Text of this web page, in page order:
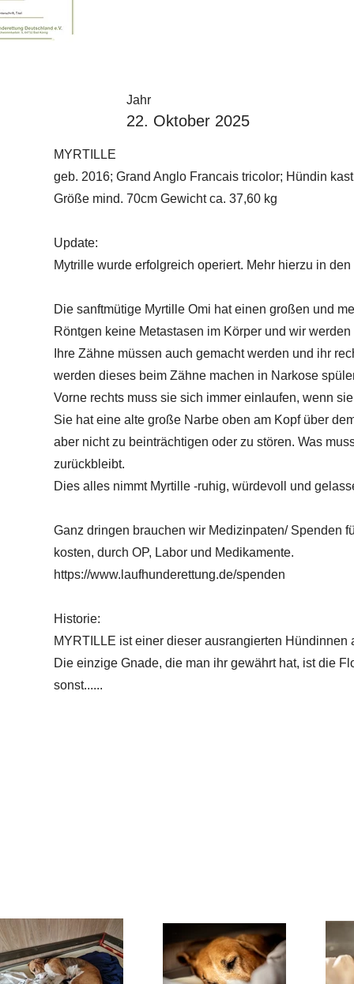
Jahr
22. Oktober 2025
MYRTILLE
geb. 2016; Grand Anglo Francais tricolor; Hündin
Größe mind. 70cm Gewicht ca. 37,60 kg
Update:
Mytrille wurde erfolgreich operiert. Mehr hierzu in
Die sanftmütige Myrtille Omi hat einen großen und
Röntgen keine Metastasen im Körper und wir
Ihre Zähne müssen auch gemacht werden und ihr
werden dieses beim Zähne machen in Narkose
Vorne rechts muss sie sich immer einlaufen, wenn
Sie hat eine alte große Narbe oben am Kopf über
aber nicht zu beinträchtigen oder zu stören. Was
zurückbleibt.
Dies alles nimmt Myrtille -ruhig, würdevoll und
Ganz dringen brauchen wir Medizinpaten/ Spenden
kosten, durch OP, Labor und Medikamente.
https://www.laufhunderettung.de/spenden
Historie:
MYRTILLE ist einer dieser ausrangierten
Die einzige Gnade, die man ihr gewährt hat, ist die
sonst......